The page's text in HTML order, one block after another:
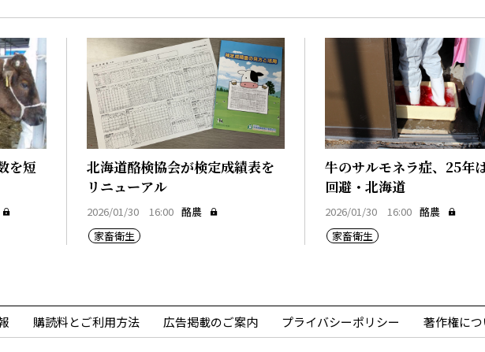
を短
北海道酪検協会が検定成績表を
リニューアル
2026/01/30 16:00 酪農
家畜衛生
牛のサルモネラ症、25年
回避・北海道
2026/01/30 16:00 酪農
家畜衛生
購読料とご利用方法 広告掲載のご案内 プライバシーポリシー 著作権に